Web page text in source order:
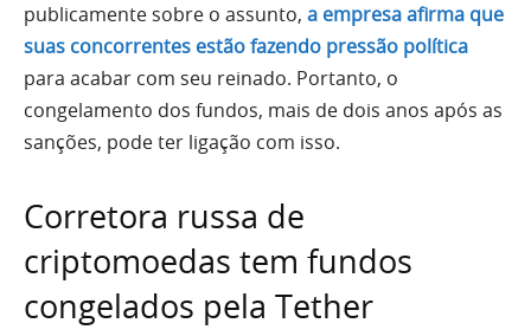
publicamente sobre o assunto, a empresa afirma que
suas concorrentes estão fazendo pressão política
para acabar com seu reinado. Portanto, o
congelamento dos fundos, mais de dois anos após as
sanções, pode ter ligação com isso.
Corretora russa de
criptomoedas tem fundos
congelados pela Tether